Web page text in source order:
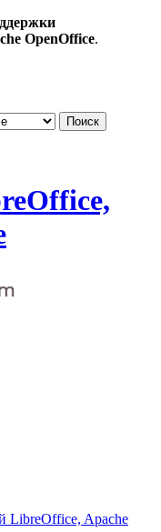
OpenOffice.
LibreOffice, Apache